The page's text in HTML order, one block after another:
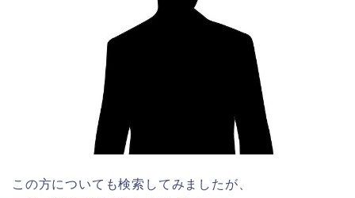
この方についても検索してみましたが、